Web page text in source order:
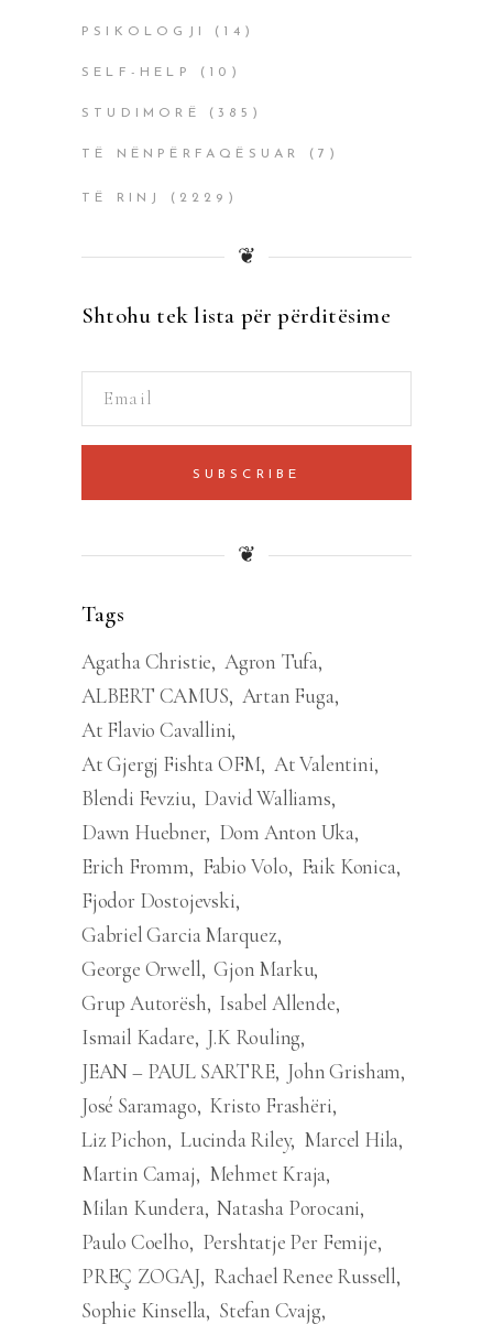
PSIKOLOGJI (14)
SELF-HELP (10)
STUDIMORË (385)
TË NËNPËRFAQËSUAR (7)
TË RINJ (2229)
❦
Shtohu tek lista për përditësime
SUBSCRIBE
❦
Tags
Agatha Christie Agron Tufa
ALBERT CAMUS Artan Fuga
At Flavio Cavallini
At Gjergj Fishta OFM At Valentini
Blendi Fevziu David Walliams
Dawn Huebner Dom Anton Uka
Erich Fromm
Fabio Volo
Faik Konica
Fjodor Dostojevski
Gabriel Garcia Marquez
George Orwell Gjon Marku
Grup Autorësh Isabel Allende
Ismail Kadare J.K Rouling
JEAN – PAUL SARTRE John Grisham
José Saramago Kristo Frashëri
Liz Pichon Lucinda Riley Marcel Hila
Martin Camaj
Mehmet Kraja
Milan Kundera Natasha Porocani
Paulo Coelho
Pershtatje Per Femije
PREÇ ZOGAJ
Rachael Renee Russell
Sophie Kinsella Stefan Cvajg